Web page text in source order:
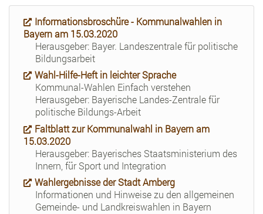
Informationsbroschüre - Kommunalwahlen in
Bayern am 15.03.2020
Herausgeber: Bayer. Landeszentrale für politische
Bildungsarbeit
Wahl-Hilfe-Heft in leichter Sprache
Kommunal-Wahlen Einfach verstehen
Herausgeber: Bayerische Landes-Zentrale für
politische Bildungs-Arbeit
Faltblatt zur Kommunalwahl in Bayern am
15.03.2020
Herausgeber: Bayerisches Staatsministerium des
Innern, für Sport und Integration
Wahlergebnisse der Stadt Amberg
Informationen und Hinweise zu den allgemeinen
Gemeinde- und Landkreiswahlen in Bayern